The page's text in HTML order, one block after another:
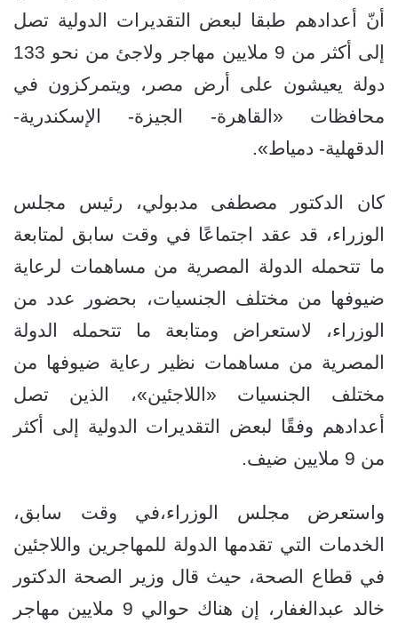
أنّ أعدادهم طبقا لبعض التقديرات الدولية تصل
إلى أكثر من 9 ملايين مهاجر ولاجئ من نحو 133
دولة يعيشون على أرض مصر، ويتمركزون في
محافظات «القاهرة- الجيزة- الإسكندرية-
الدقهلية- دمياط».
كان الدكتور مصطفى مدبولي، رئيس مجلس
الوزراء، قد عقد اجتماعًا في وقت سابق لمتابعة
ما تتحمله الدولة المصرية من مساهمات لرعاية
ضيوفها من مختلف الجنسيات، بحضور عدد من
الوزراء، لاستعراض ومتابعة ما تتحمله الدولة
المصرية من مساهمات نظير رعاية ضيوفها من
مختلف الجنسيات «اللاجئين»، الذين تصل
أعدادهم وفقًا لبعض التقديرات الدولية إلى أكثر
من 9 ملايين ضيف.
واستعرض مجلس الوزراء،في وقت سابق،
الخدمات التي تقدمها الدولة للمهاجرين واللاجئين
في قطاع الصحة، حيث قال وزير الصحة الدكتور
خالد عبدالغفار، إن هناك حوالي 9 ملايين مهاجر